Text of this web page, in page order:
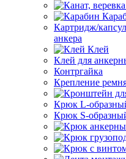
Картридж/
анкера
Клей
Клей для
Контргайка
Крепление
Крюк L-
Крюк S-